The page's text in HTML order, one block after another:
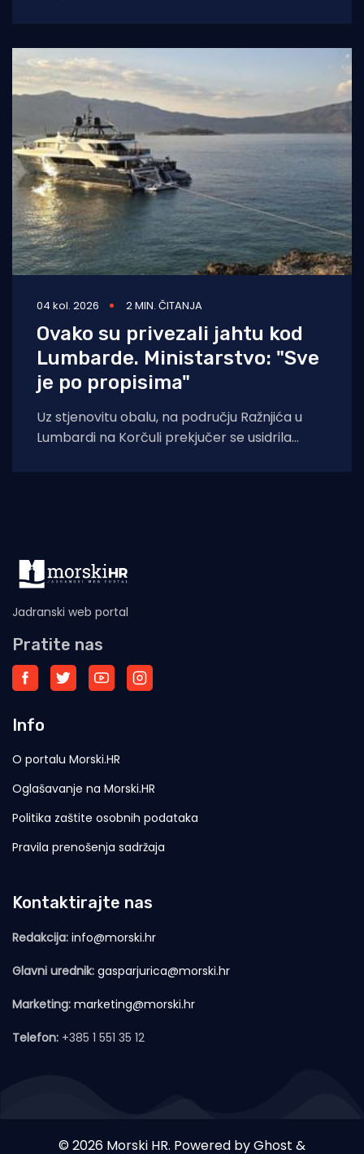
04 kol. 2026 2 MIN. ČITANJA
Ovako su privezali jahtu kod
Lumbarde. Ministarstvo: "Sve
je po propisima"
Uz stjenovitu obalu, na području Ražnjića u
Lumbardi na Korčuli prekjučer se usidrila
Jadranski web portal
Pratite nas
Info
O portalu Morski.HR
Oglašavanje na Morski.HR
Politika zaštite osobnih podataka
Pravila prenošenja sadržaja
Kontaktirajte nas
Redakcija: info@morski.hr
Glavni urednik: gasparjurica@morski.hr
Marketing: marketing@morski.hr
Telefon: +385 1 551 35 12
© 2026 Morski HR. Powered byGhost &